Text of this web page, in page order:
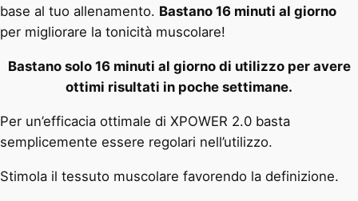
base al tuo allenamento. Bastano 16 minuti al giorno
per migliorare la tonicità muscolare!
Bastano solo 16 minuti al giorno di utilizzo per avere
ottimi risultati in poche settimane.
Per un’efficacia ottimale di XPOWER 2.0 basta
semplicemente essere regolari nell’utilizzo.
Stimola il tessuto muscolare favorendo la definizione.